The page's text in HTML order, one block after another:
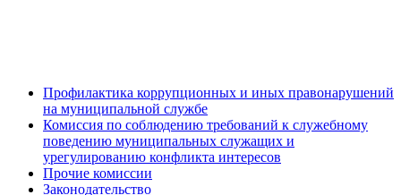
Профилактика коррупционных и иных правонарушений
на муниципальной службе
Комиссия по соблюдению требований к служебному
поведению муниципальных служащих и
урегулированию конфликта интересов
Прочие комиссии
Законодательство